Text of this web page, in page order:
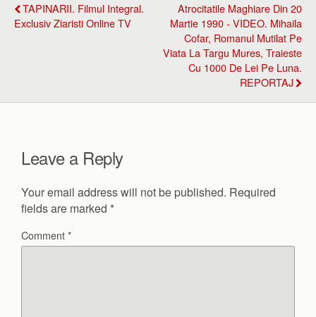
TAPINARII. Filmul Integral.
Exclusiv Ziaristi Online TV
Atrocitatile Maghiare Din 20
Martie 1990 - VIDEO. Mihaila
Cofar, Romanul Mutilat Pe
Viata La Targu Mures, Traieste
Cu 1000 De Lei Pe Luna.
REPORTAJ
Leave a Reply
Your email address will not be published. Required
fields are marked *
Comment*